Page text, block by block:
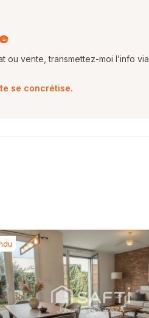
ou vente, transmettez-moi l’info via
se concrétise.